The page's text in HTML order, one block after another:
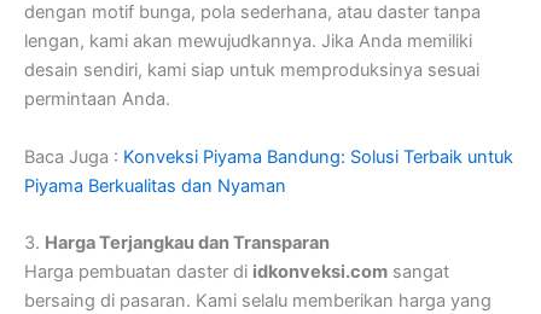
dengan motif bunga, pola sederhana, atau daster tanpa
lengan, kami akan mewujudkannya. Jika Anda memiliki
desain sendiri, kami siap untuk memproduksinya sesuai
permintaan Anda.
Baca Juga : Konveksi Piyama Bandung: Solusi Terbaik untuk
Piyama Berkualitas dan Nyaman
3. Harga Terjangkau dan Transparan
Harga pembuatan daster di idkonveksi.com sangat
bersaing di pasaran. Kami selalu memberikan harga yang